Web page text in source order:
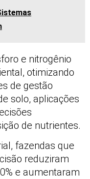
e nitrogênio
otimizando
de gestão
solo, aplicações
de nutrientes.
fazendas que
reduziram
e aumentaram